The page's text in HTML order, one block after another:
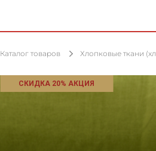
Каталог товаров Хлопковые ткани
СКИДКА 20% АКЦИЯ